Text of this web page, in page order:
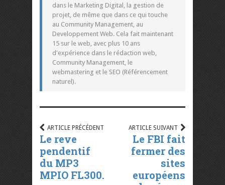
dans le Marketing Digital, la gestion de
projet, de même que dans ce qui touche
au Community Management, au
Developpement Web. Cela fait maintenant
15 sur le web, avec plus 10 ans
d'expérience dans le rédaction web,
Community Management, le
webmastering et le SEO (Référencement
naturel).
ARTICLE PRÉCÉDENT
Le reve
pendentif
du MP3
MPIO FL300.
ARTICLE SUIVANT
Le FBI fait
fermer des
sites
européens